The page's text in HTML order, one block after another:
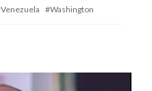
Venezuela Washington